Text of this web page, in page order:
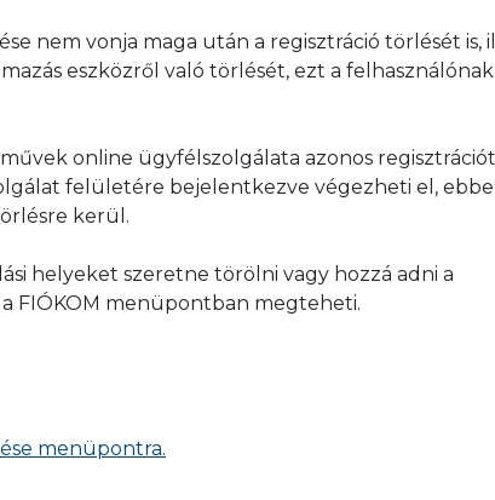
nem vonja maga után a regisztráció törlését is,
eszközről való törlését, ezt a
online ügyfélszolgálata azonos regisztrációt
felületére bejelentkezve végezheti el,
kerül.
helyeket szeretne törölni vagy hozzá adni a
FIÓKOM menüpontban megteheti.
menüpontra.